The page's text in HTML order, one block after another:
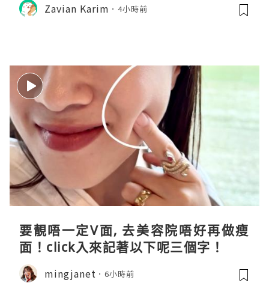
Zavian Karim 4小時前
要靚唔一定V面, 去美容院唔好再做瘦
面！click入來記著以下呢三個字！
mingjanet 6小時前